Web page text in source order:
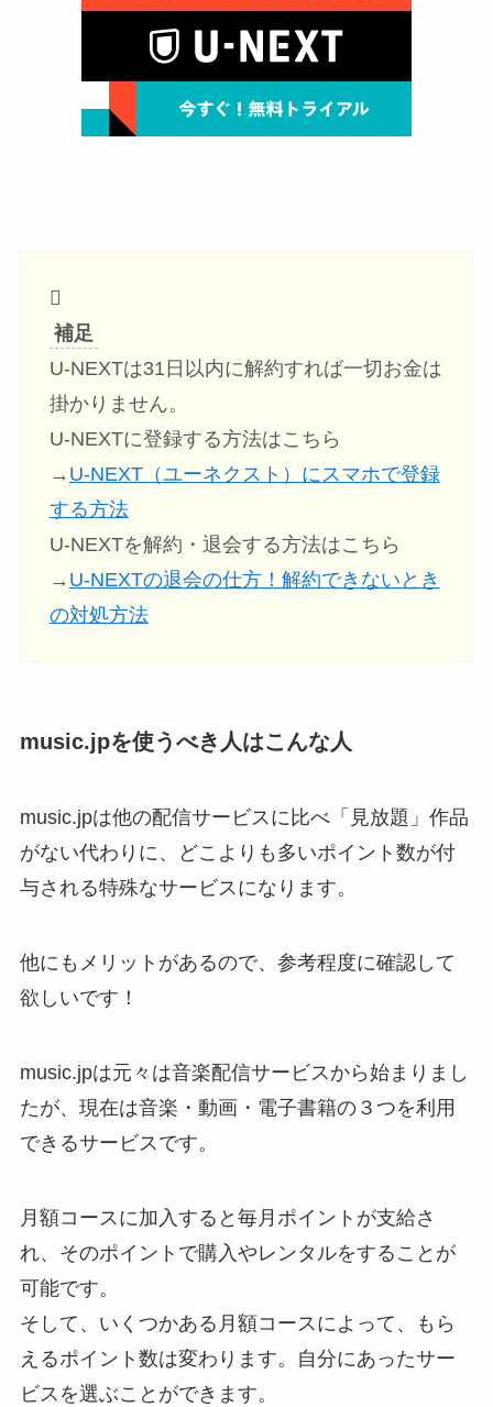
補足
U-NEXTは31日以内に解約すれば一切お金は
掛かりません。
U-NEXTに登録する方法はこちら
→ U-NEXT（ユーネクスト）にスマホで登録
する方法
U-NEXTを解約・退会する方法はこちら
→ U-NEXTの退会の仕方！解約できないとき
の対処方法
music.jpを使うべき人はこんな人
music.jpは他の配信サービスに比べ「見放題」作品
がない代わりに、どこよりも多いポイント数が付
与される特殊なサービスになります。
他にもメリットがあるので、参考程度に確認して
欲しいです！
music.jpは元々は音楽配信サービスから始まりまし
たが、現在は音楽・動画・電子書籍の３つを利用
できるサービスです。
月額コースに加入すると毎月ポイントが支給さ
れ、そのポイントで購入やレンタルをすることが
可能です。
そして、いくつかある月額コースによって、もら
えるポイント数は変わります。自分にあったサー
ビスを選ぶことができます。